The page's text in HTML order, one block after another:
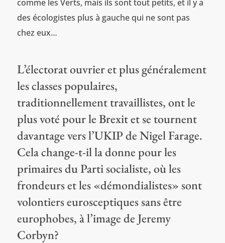
comme les Verts, mais ils sont tout petits, et il y a
des écologistes plus à gauche qui ne sont pas
chez eux…
L’électorat ouvrier et plus généralement
les classes populaires,
traditionnellement travaillistes, ont le
plus voté pour le Brexit et se tournent
davantage vers l’UKIP de Nigel Farage.
Cela change-t-il la donne pour les
primaires du Parti socialiste, où les
frondeurs et les «démondialistes» sont
volontiers eurosceptiques sans être
europhobes, à l’image de Jeremy
Corbyn?